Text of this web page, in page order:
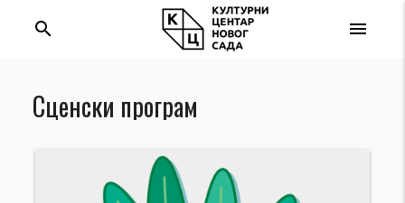
menu
search
Сценски програм